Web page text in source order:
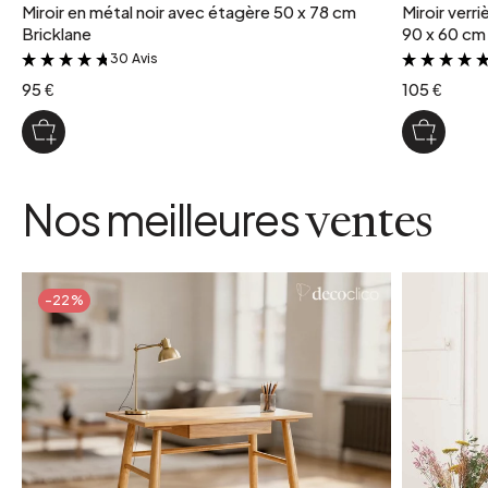
Miroir en métal noir avec étagère 50 x 78 cm
Bricklane
&
30 Avis
95 €
Miroir
90 x 60
105 €
Nos meilleuresventes
-22%